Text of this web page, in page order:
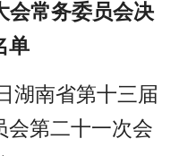
常务委员会决
单
南省第十三届
会第二十一次会